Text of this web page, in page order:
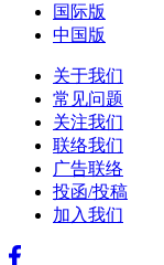
国际版
中国版
关于我们
常见问题
关注我们
联络我们
广告联络
投函/投稿
加入我们